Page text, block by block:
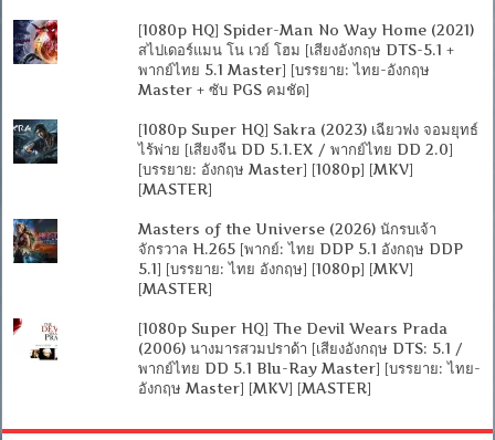
[1080p HQ] Spider-Man No Way Home (2021)
สไปเดอร์แมน โน เวย์ โฮม [เสียงอังกฤษ DTS-5.1 +
พากย์ไทย 5.1 Master] [บรรยาย: ไทย-อังกฤษ
Master + ซับ PGS คมชัด]
[1080p Super HQ] Sakra (2023) เฉียวฟง จอมยุทธ์
ไร้พ่าย [เสียงจีน DD 5.1.EX / พากย์ไทย DD 2.0]
[บรรยาย: อังกฤษ Master] [1080p] [MKV]
[MASTER]
Masters of the Universe (2026) นักรบเจ้า
จักรวาล H.265 [พากย์: ไทย DDP 5.1 อังกฤษ DDP
5.1] [บรรยาย: ไทย อังกฤษ] [1080p] [MKV]
[MASTER]
[1080p Super HQ] The Devil Wears Prada
(2006) นางมารสวมปราด้า [เสียงอังกฤษ DTS: 5.1 /
พากย์ไทย DD 5.1 Blu-Ray Master] [บรรยาย: ไทย-
อังกฤษ Master] [MKV] [MASTER]